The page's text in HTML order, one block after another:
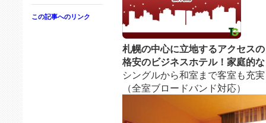
この記事へのリンク
札幌の中心に立地するアクセス
格安のビジネスホテル！家庭的
シングルから和室まで客室も充
（全室ブロードバンド対応）